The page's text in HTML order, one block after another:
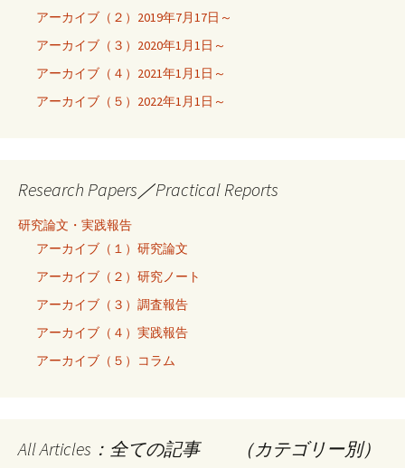
アーカイブ（２）2019年7月17日～
アーカイブ（３）2020年1月1日～
アーカイブ（４）2021年1月1日～
アーカイブ（５）2022年1月1日～
Research Papers／Practical Reports
研究論文・実践報告
アーカイブ（１）研究論文
アーカイブ（２）研究ノート
アーカイブ（３）調査報告
アーカイブ（４）実践報告
アーカイブ（５）コラム
All Articles：全ての記事 （カテゴリー別）